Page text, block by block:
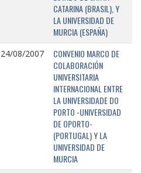
CATARINA (BRASIL), Y
LA UNIVERSIDAD DE
MURCIA (ESPAÑA)
24/08/2007
CONVENIO MARCO DE
COLABORACIÓN
UNIVERSITARIA
INTERNACIONAL ENTRE
LA UNIVERSIDADE DO
PORTO -UNIVERSIDAD
DE OPORTO-
(PORTUGAL) Y LA
UNIVERSIDAD DE
MURCIA